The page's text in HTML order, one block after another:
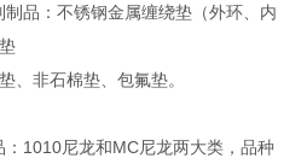
品：不锈钢金属缠绕垫（外环、内
、非石棉垫、包氟垫。
1010尼龙和MC尼龙两大类，品种